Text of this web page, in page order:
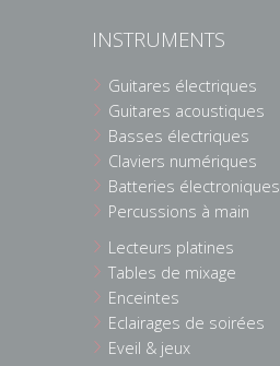
INSTRUMENTS
Guitares électriques
Guitares acoustiques
Basses électriques
Claviers numériques
Batteries électroniques
Percussions à main
Lecteurs platines
Tables de mixage
Enceintes
Eclairages de soirées
Eveil & jeux